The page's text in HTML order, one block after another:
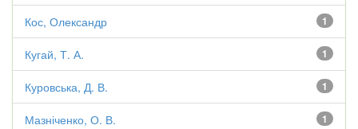
1
Кос, Олександр
1
Кугай, Т. А.
1
Куровська, Д. В.
1
Мазніченко, О. В.